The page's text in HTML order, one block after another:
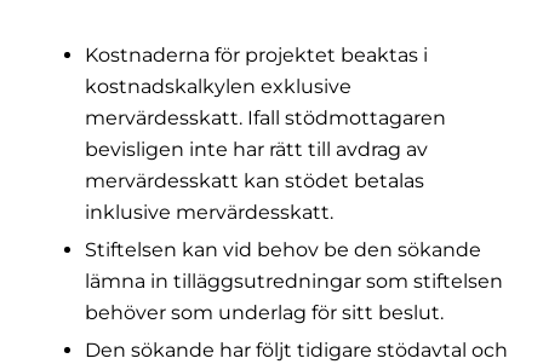
Kostnaderna för projektet beaktas i
kostnadskalkylen exklusive
mervärdesskatt. Ifall stödmottagaren
bevisligen inte har rätt till avdrag av
mervärdesskatt kan stödet betalas
inklusive mervärdesskatt.
Stiftelsen kan vid behov be den sökande
lämna in tilläggsutredningar som stiftelsen
behöver som underlag för sitt beslut.
Den sökande har följt tidigare stödavtal och